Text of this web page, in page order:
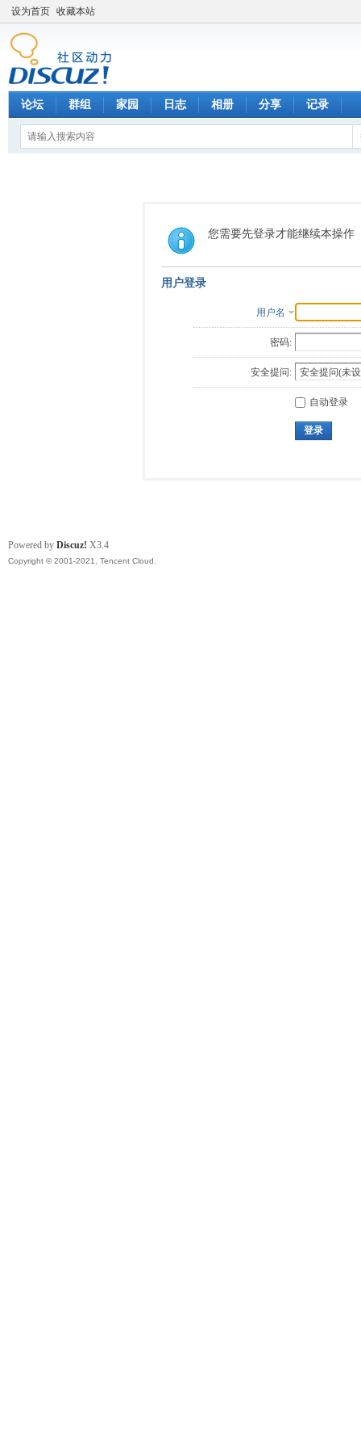
设为首页 收藏本站
论坛 群组 家园 日志 相册 分享 记录
您需要先登录才能继续本操作
用户登录
用户名
密码:
安全提问:
自动登录
登录
Powered by Discuz! X3.4
Copyright © 2001-2021, Tencent Cloud.